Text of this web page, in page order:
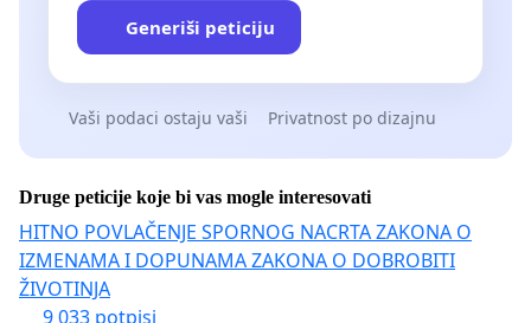
Generiši peticiju
Vaši podaci ostaju vaši Privatnost po dizajnu
Druge peticije koje bi vas mogle interesovati
HITNO POVLAČENJE SPORNOG NACRTA ZAKONA O
IZMENAMA I DOPUNAMA ZAKONA O DOBROBITI
ŽIVOTINJA
9 033 potpisi